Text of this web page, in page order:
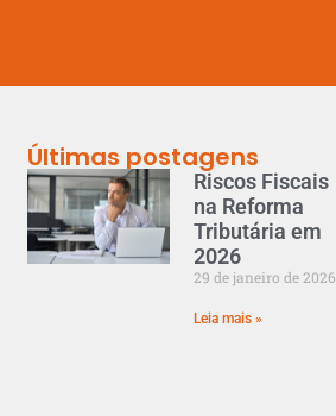
Últimas postagens
Riscos Fiscais
na Reforma
Tributária em
2026
29 de janeiro de 2026
Leia mais »